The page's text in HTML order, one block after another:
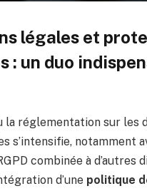
légales et
: un duo
la réglementation sur les
s’intensifie, notamment
combinée à d’autres
d’une politique